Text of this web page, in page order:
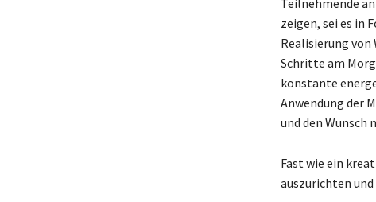
zeigen, sei es in
Realisierung von
Schritte am
konstante
Anwendung der
und den Wunsch
Fast wie ein
auszurichten